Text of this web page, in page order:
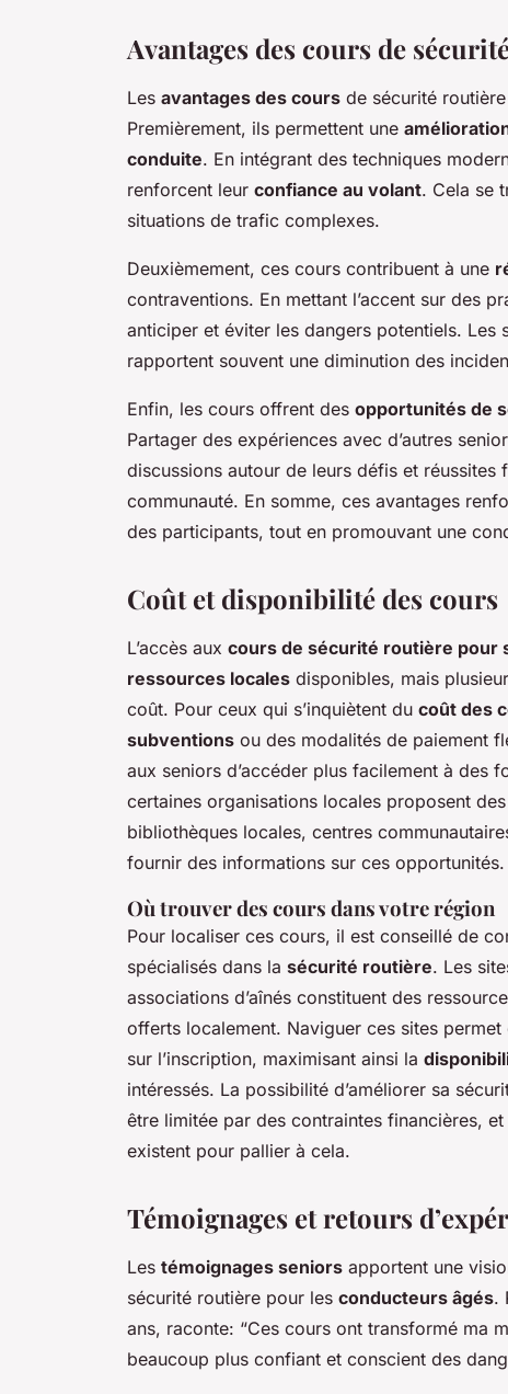
Avantages des cours de
Les avantages des cours de sécurité
Premièrement, ils permettent une
conduite. En intégrant des techniques
renforcent leur confiance au volant. Cela se
situations de trafic complexes.
Deuxièmement, ces cours contribuent à une
contraventions. En mettant l’accent sur des
anticiper et éviter les dangers potentiels.
rapportent souvent une diminution des
Enfin, les cours offrent des opportunités de
Partager des expériences avec d’autres
discussions autour de leurs défis et réussites
communauté. En somme, ces avantages
des participants, tout en promouvant une
Coût et disponibilité des cours
L’accès aux cours de sécurité routière pour
ressources locales disponibles, mais
coût. Pour ceux qui s’inquiètent du coût des
subventions ou des modalités de paiement
aux seniors d’accéder plus facilement à des
certaines organisations locales proposent
bibliothèques locales, centres
fournir des informations sur ces opportunités.
Où trouver des cours dans votre région
Pour localiser ces cours, il est conseillé de
spécialisés dans la sécurité routière. Les
associations d’aînés constituent des
offerts localement. Naviguer ces sites
sur l’inscription, maximisant ainsi la
intéressés. La possibilité d’améliorer sa
être limitée par des contraintes financières,
existent pour pallier à cela.
Témoignages et retours
Les témoignages seniors apportent une
sécurité routière pour les conducteurs âgés.
ans, raconte: “Ces cours ont transformé ma
beaucoup plus confiant et conscient des